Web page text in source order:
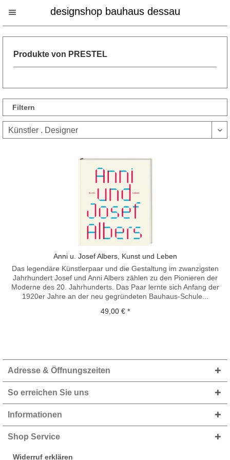
designshop bauhaus dessau
Produkte von PRESTEL
Filtern
Anni u. Josef Albers, Kunst und Leben
Das legendäre Künstlerpaar und die Gestaltung im zwanzigsten
Jahrhundert Josef und Anni Albers zählen zu den Pionieren der
Moderne des 20. Jahrhunderts. Das Paar lernte sich Anfang der
1920er Jahre an der neu gegründeten Bauhaus-Schule...
49,00 € *
Adresse & Öffnungszeiten
So erreichen Sie uns
Informationen
Shop Service
Widerruf erklären